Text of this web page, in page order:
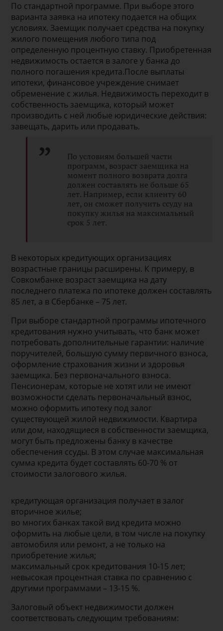
По стандартной программе. При выборе этого
варианта заявка на ипотеку подается на общих
условиях. Заемщик получает средства на покупку
жилого помещения любого типа под
определенную процентную ставку. Приобретенная
недвижимость остается в залоге у банка до
полного погашения кредита.После выплаты
ипотеки, финансовое учреждение снимает
обременение с жилья. Недвижимость переходит в
собственность заемщика, который может
производить с ней любые юридические действия:
завещать, дарить или продавать.
По условиям большей части
программ, возраст заемщика на
момент полного возврата долга
должен составлять не больше 65
лет. Например, если клиенту 60
лет, он сможет получить ссуду на
покупку жилья на максимальный
срок 5 лет.
В некоторых кредитующих организациях
возрастные границы расширены. К примеру, в
Совкомбанке возраст заемщика на дату
последнего платежа по ипотеке должен составлять
85 лет, а в Сбербанке – 75 лет.
При выборе стандартной программы ипотечного
кредитования нужно учитывать, что банк может
потребовать дополнительные гарантии: наличие
поручителей, большую сумму первичного взноса,
оформление страхования жизни и здоровья
заемщика. Без первоначального взноса.
Пенсионерам, которые не хотят или не имеют
возможности сделать первоначальный взнос,
можно оформить ипотеку под залог
существующей жилой недвижимости. Квартира
или дом, находящиеся в собственности заемщика,
могут быть предложены банку в качестве
обеспечения ссуды. В этом случае максимальная
сумма кредита будет составлять 60-70 % от
стоимости залогового жилья.
кредитующая организация получает в залог
вторичное жилье;
во многих банках такой вид кредита можно
оформить на любые цели, в том числе на покупку
автомобиля или ремонт, а не только на
приобретение жилья;
максимальный срок кредитования 10-15 лет;
невысокая процентная ставка по сравнению с
другими программами – 13-15 %.
Залоговый объект недвижимости должен
соответствовать следующим требованиям: